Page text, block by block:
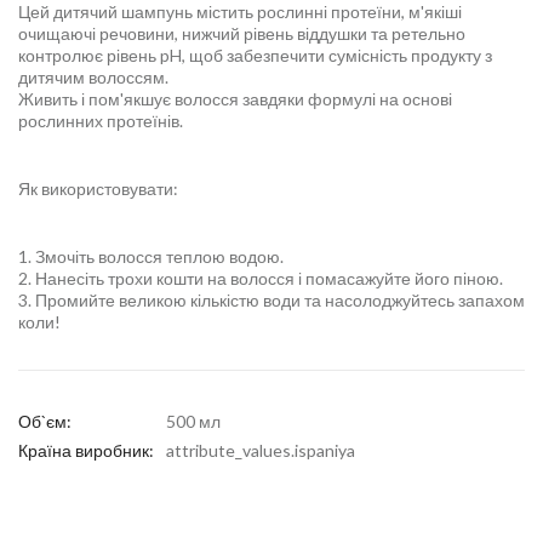
Цей дитячий шампунь містить рослинні протеїни, м'якіші
очищаючі речовини, нижчий рівень віддушки та ретельно
контролює рівень pH, щоб забезпечити сумісність продукту з
дитячим волоссям.
Живить і пом'якшує волосся завдяки формулі на основі
рослинних протеїнів.
Як використовувати:
1. Змочіть волосся теплою водою.
2. Нанесіть трохи кошти на волосся і помасажуйте його піною.
3. Промийте великою кількістю води та насолоджуйтесь запахом
коли!
Об`єм:
500 мл
Країна виробник:
attribute_values.ispaniya